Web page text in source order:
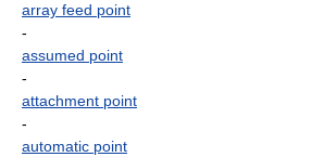
array feed point
-
assumed point
-
attachment point
-
automatic point